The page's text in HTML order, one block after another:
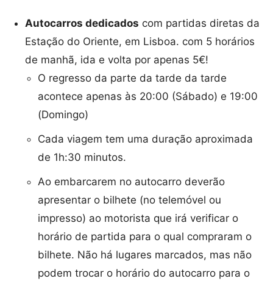
Autocarros dedicados com partidas diretas da
Estação do Oriente, em Lisboa. com 5 horários
de manhã, ida e volta por apenas 5€!
O regresso da parte da tarde da tarde
acontece apenas às 20:00 (Sábado) e 19:00
(Domingo)
Cada viagem tem uma duração aproximada
de 1h:30 minutos.
Ao embarcarem no autocarro deverão
apresentar o bilhete (no telemóvel ou
impresso) ao motorista que irá verificar o
horário de partida para o qual compraram o
bilhete. Não há lugares marcados, mas não
podem trocar o horário do autocarro para o